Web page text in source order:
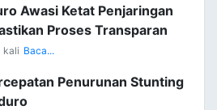
Awasi Ketat Penjaringan
Proses Transparan
kali Baca...
Penurunan Stunting